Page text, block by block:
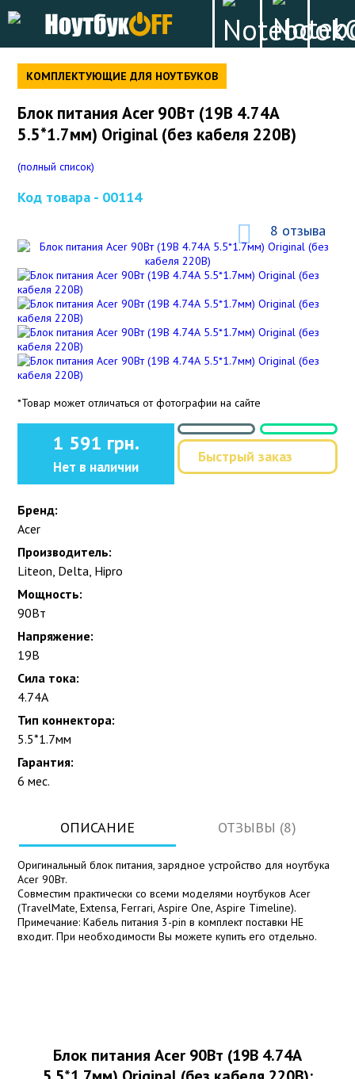
КОМПЛЕКТУЮЩИЕ ДЛЯ НОУТБУКОВ
Блок питания Acer 90Вт (19В 4.74А
5.5*1.7мм) Original (без кабеля 220В)
(полный список)
Код товара - 00114
8 отзыва
*Товар может отличаться от фотографии на сайте
1 591 грн.
Нет в наличии
Быстрый заказ
Бренд:
Acer
Производитель:
Liteon, Delta, Hipro
Мощность:
90Вт
Напряжение:
19В
Сила тока:
4.74А
Тип коннектора:
5.5*1.7мм
Гарантия:
6 мес.
ОПИСАНИЕ ОТЗЫВЫ (8)
Оригинальный блок питания, зарядное устройство для ноутбука
Acer 90Вт.
Совместим практически со всеми моделями ноутбуков Acer
(TravelMate, Extensa, Ferrari, Aspire One, Aspire Timeline).
Примечание: Кабель питания 3-pin в комплект поставки НЕ
входит. При необходимости Вы можете купить его отдельно.
Блок питания Acer 90Вт (19В 4.74А